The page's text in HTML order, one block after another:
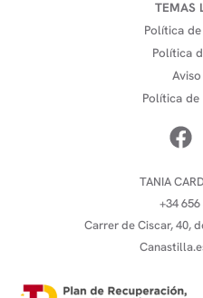
TEMAS
Política
Política
Política
TANIA
+34
Carrer de Ciscar, 40,